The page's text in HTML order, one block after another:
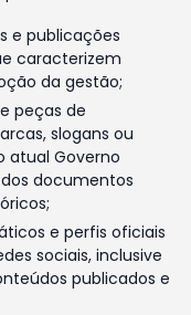
e publicações
caracterizem
da gestão;
peças de
slogans ou
atual Governo
documentos
e perfis oficiais
sociais, inclusive
publicados e